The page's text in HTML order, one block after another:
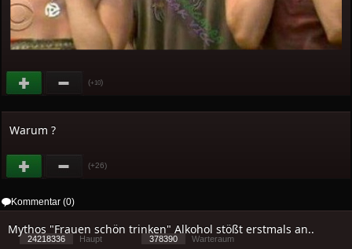
(+10)
Warum ?
(+26)
Kommentar (0)
Mythos "Frauen schön trinken" Alkohol stößt erstmals an..
24218336 Haupt 378390
Warteraum